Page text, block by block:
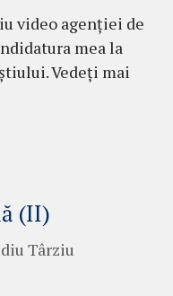
video agenției de
mea la
Vedeți mai
(II)
Târziu